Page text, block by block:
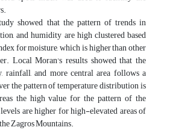
showed that the pattern of trends in
and humidity are high clustered based
for moisture, which is higher than other
Local Moran's results showed that the
rainfall, and more central area follows a
the pattern of temperature distribution is
the high value for the pattern of the
are higher for high-elevated areas of
Zagros Mountains.